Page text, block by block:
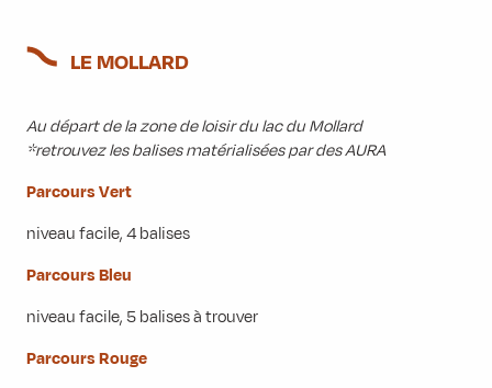
LE MOLLARD
Au départ de la zone de loisir du lac du Mollard
*retrouvez les balises matérialisées par des AURA
Parcours Vert
niveau facile, 4 balises
Parcours Bleu
niveau facile, 5 balises à trouver
Parcours Rouge